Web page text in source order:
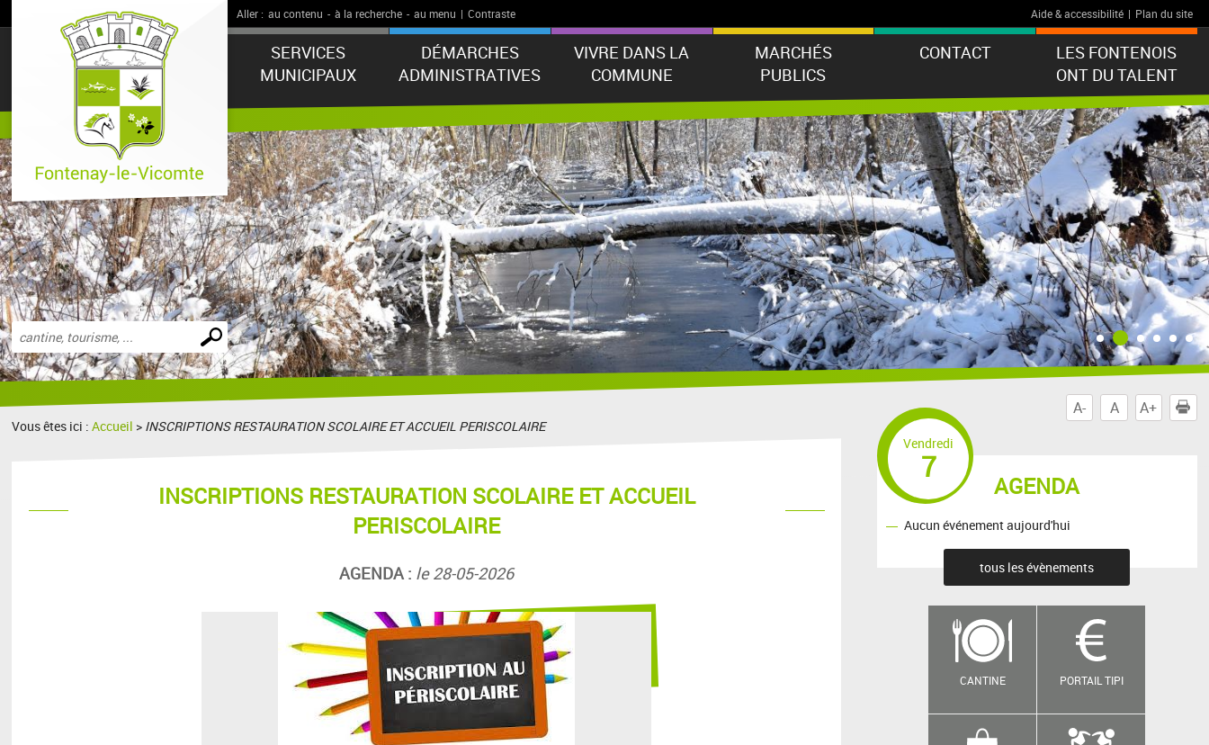
Aller : au contenu - à la recherche - au menu | Contraste Aide & accessibilité | Plan du site
SERVICES
MUNICIPAUX
DÉMARCHES
ADMINISTRATIVES
VIVRE DANS LA
COMMUNE
MARCHÉS
PUBLICS
CONTACT
LES FONTENOIS
ONT DU TALENT
Effectuer
une
recherche
A- A A+
Vous êtes ici :Accueil > INSCRIPTIONS RESTAURATION SCOLAIRE ET ACCUEIL PERISCOLAIRE
INSCRIPTIONS RESTAURATION SCOLAIRE ET ACCUEIL
PERISCOLAIRE
AGENDA : le 28-05-2026
AGENDA
Vendredi
7
Aucun événement aujourd'hui
tous les évènements
CANTINE PORTAIL TIPI